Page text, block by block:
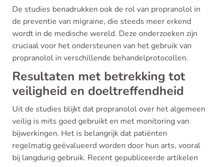
De studies benadrukken ook de rol van propranolol in
de preventie van migraine, die steeds meer erkend
wordt in de medische wereld. Deze onderzoeken zijn
cruciaal voor het ondersteunen van het gebruik van
propranolol in verschillende behandelprotocollen.
Resultaten met betrekking tot
veiligheid en doeltreffendheid
Uit de studies blijkt dat propranolol over het algemeen
veilig is mits goed gebruikt en met monitoring van
bijwerkingen. Het is belangrijk dat patiënten
regelmatig geëvalueerd worden door hun arts, vooral
bij langdurig gebruik. Recent gepubliceerde artikelen